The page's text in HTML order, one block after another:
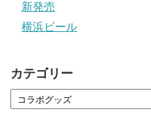
新発売
横浜ビール
カテゴリー